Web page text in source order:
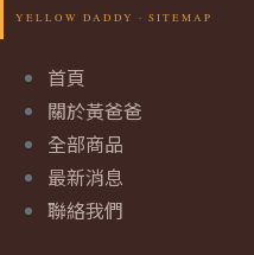
首頁
關於黃爸爸
全部商品
最新消息
聯絡我們